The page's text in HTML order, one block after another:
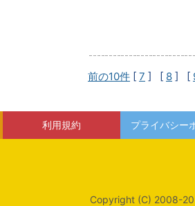
前の10件 [ 7 ] [ 8 ] [
利用規約 プライバシー
Copyright (C) 2008-